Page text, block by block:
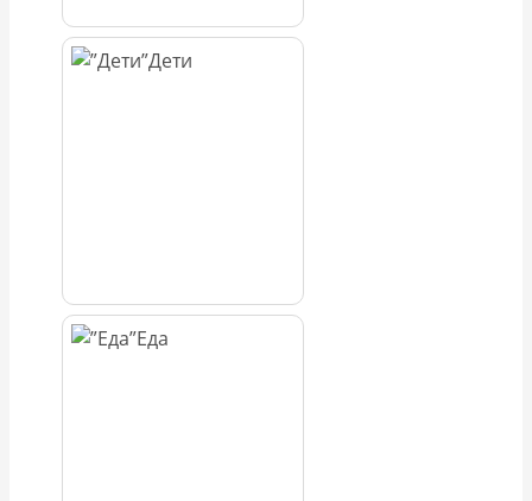
Дети
Еда